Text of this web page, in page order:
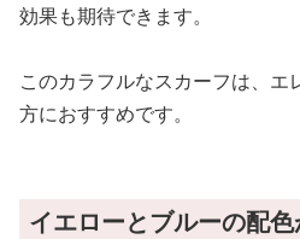
効果も期待できます。
このカラフルなスカーフは、エ
方におすすめです。
イエローとブルーの配